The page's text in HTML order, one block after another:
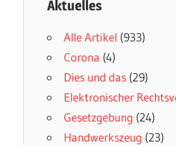
Aktuelles
Alle Artikel (933)
Corona (4)
Dies und das(29)
Elektronischer
Gesetzgebung (24)
Handwerkszeug (23)